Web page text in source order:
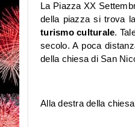
La Piazza XX
della piazza si trova
turismo culturale.
secolo. A poca
della chiesa di San
Alla destra della